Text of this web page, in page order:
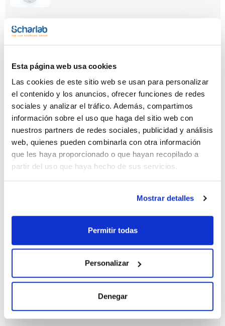
Esta página web usa cookies
Las cookies de este sitio web se usan para personalizar
el contenido y los anuncios, ofrecer funciones de redes
sociales y analizar el tráfico. Además, compartimos
información sobre el uso que haga del sitio web con
nuestros partners de redes sociales, publicidad y análisis
web, quienes pueden combinarla con otra información
que les haya proporcionado o que hayan recopilado a
partir del uso que haya hecho de sus servicios.
Mostrar detalles
Permitir todas
Personalizar
Denegar
Capacidad
x 100 g
de plástico
Disponibilidad
Ver stock
Referencia
Envase
x 1 kg :: Botella
de plástico
Precio
Disponibilidad